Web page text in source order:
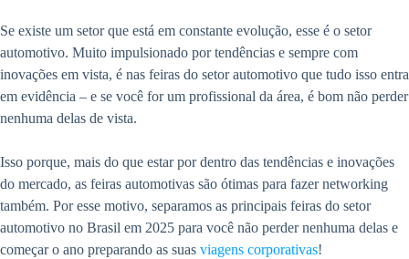
Se existe um setor que está em constante evolução, esse é o setor
automotivo. Muito impulsionado por tendências e sempre com
inovações em vista, é nas feiras do setor automotivo que tudo isso entra
em evidência – e se você for um profissional da área, é bom não perder
nenhuma delas de vista.
Isso porque, mais do que estar por dentro das tendências e inovações
do mercado, as feiras automotivas são ótimas para fazer networking
também. Por esse motivo, separamos as principais feiras do setor
automotivo no Brasil em 2025 para você não perder nenhuma delas e
começar o ano preparando as suas viagens corporativas!